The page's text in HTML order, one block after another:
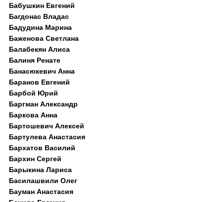
Бабушкин Евгений
Багдонас Владас
Бадудина Марина
Баженова Светлана
Балабекян Алиса
Балиня Ренате
Банасюкевич Анна
Баранов Евгений
Барбой Юрий
Баргман Александр
Баркова Анна
Бартошевич Алексей
Бартулева Анастасия
Бархатов Василий
Бархин Сергей
Барыкина Лариса
Басилашвили Олег
Бауман Анастасия